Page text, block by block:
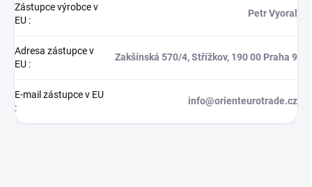
Zástupce výrobce v
EU :
Petr Vyoral
Adresa zástupce v
EU :
Zakšínská 570/4, Střížkov, 190 00 Praha 9
E-mail zástupce v EU
:
info@orienteurotrade.cz